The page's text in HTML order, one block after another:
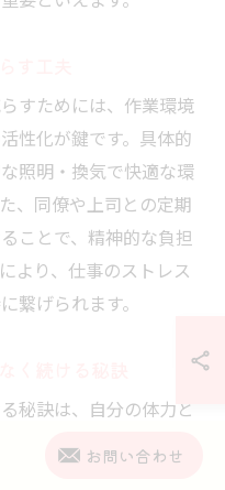
すためには、作業環境
性化が鍵です。具体的
照明・換気で快適な環
、同僚や上司との定期
ことで、精神的な負担
より、仕事のストレス
繋げられます。
秘訣は、自分の体力と
ことです。例えば、シ
保したり、短時間勤務
お問い合わせ